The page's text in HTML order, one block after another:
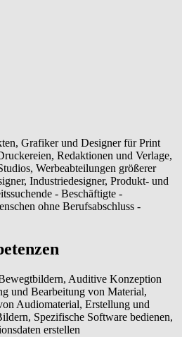
Grafiker und Designer für Print
Redaktionen und Verlage,
Werbeabteilungen größerer
Industriedesigner, Produkt- und
- Beschäftigte -
ohne Berufsabschluss -
Auditive Konzeption
und Bearbeitung von Material,
Audiomaterial, Erstellung und
Spezifische Software bedienen,
erstellen